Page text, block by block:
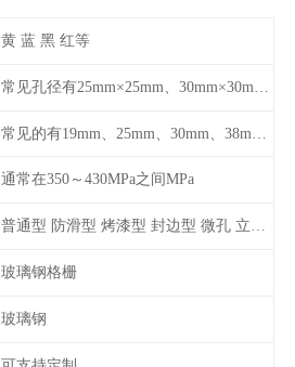
黄 蓝 黑 红等
通常在350～430MPa之间MPa
普通型 防滑型 ‌烤漆型 封边型 ‌微孔 立体 加砂覆面型 平面型
玻璃钢格栅
玻璃钢